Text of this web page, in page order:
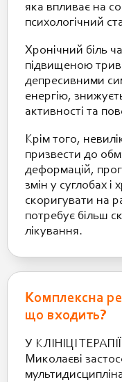
яка впливає на
психологічний
Хронічний біль
підвищеною
депресивними
енергію,
активності та
Крім того,
призвести до
деформацій,
змін у суглобах
скоригувати на
потребує більш
лікування.
Комплексна
що входить?
У КЛІНІЦІ
Миколаєві